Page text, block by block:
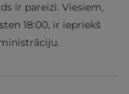
ir pareizi. Viesiem,
18:00, ir iepriekš